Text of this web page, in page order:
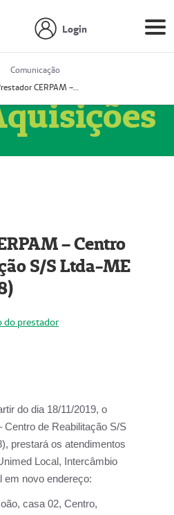
Login
Comunicação
Prestador CERPAM – Centro de Reabilitação S/S Ltda-ME (52004274-8)
– Centro
S/S Ltda-ME
do prestador
do dia 18/11/2019, o
Centro de Reabilitação S/S
prestará os atendimentos
Local, Intercâmbio
em novo endereço:
casa 02, Centro,